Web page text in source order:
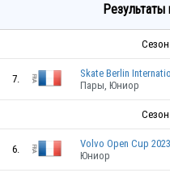
Результаты
Сезон
7.
Skate Berlin
Пары, Юниор
Сезон
6.
Volvo Open Cup 2023
Юниор